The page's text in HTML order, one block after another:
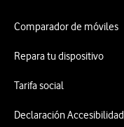
Comparador de móviles
Repara tu dispositivo
Tarifa social
Declaración Accesibilidad